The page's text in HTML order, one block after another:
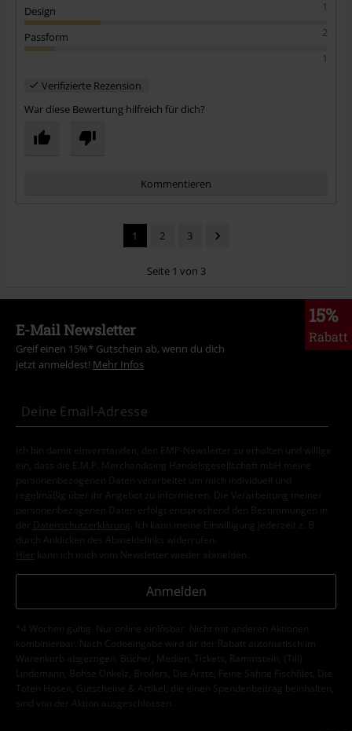
1
Design
2
Passform
1
Verifizierte Rezension
War diese Bewertung hilfreich für dich?
Kommentieren
1 2 3
Seite 1 von 3
15%
Rabatt
E-Mail Newsletter
Greif einen 15%* Gutschein ab, wenn du dich
jetzt anmeldest! Mehr Infos
Ich bin damit einverstanden, den EMP-Newsletter zu erhalten und willige
ein, dass die E.M.P. Merchandising Handelsgesellschaft mbH meine
personenbezogenen Daten verarbeitet um mich individuell und
regelmäßig über ihr Angebot zu informieren. Die Verarbeitung meiner
personenbezogenen Daten erfolgt entsprechend den Bestimmungen in
der
Datenschutzerklärung
. Ich kann meine Einwilligung jederzeit z. B.
durch Anklicken des Abmeldelinks widerrufen.
Hier kann ich mich vom Newsletter wieder abmelden.
Anmelden
*4 Wochen gültig. Nur online einlösbar. Nicht mit anderen Aktionen
kombinierbar. Nach Codeeingabe wird dir der Rabatt automatisch im
Warenkorb abgezogen. Bücher, Medien, Tickets, Rammstein, (Till)
Lindemann, Böhse Onkelz, Broilers, Die Ärzte, Feine Sahne Fischfilet, Die
Toten Hosen, Gutscheine & Artikel, die einen Spendenbeitrag beinhalten,
sind von der Aktion ausgeschlossen.